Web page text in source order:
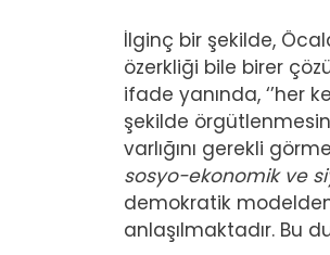
İlginç bir şekilde,
özerkliği bile birer
ifade yanında, ‘’her
şekilde
varlığını gerekli
sosyo-ekonomik ve
demokratik modelden
anlaşılmaktadır. Bu